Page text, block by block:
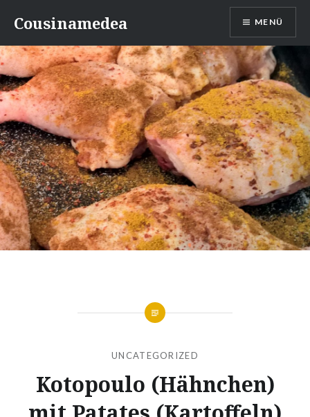
zum
Inhalt
Cousinamedea MENÜ
UNCATEGORIZED
Kotopoulo (Hähnchen)